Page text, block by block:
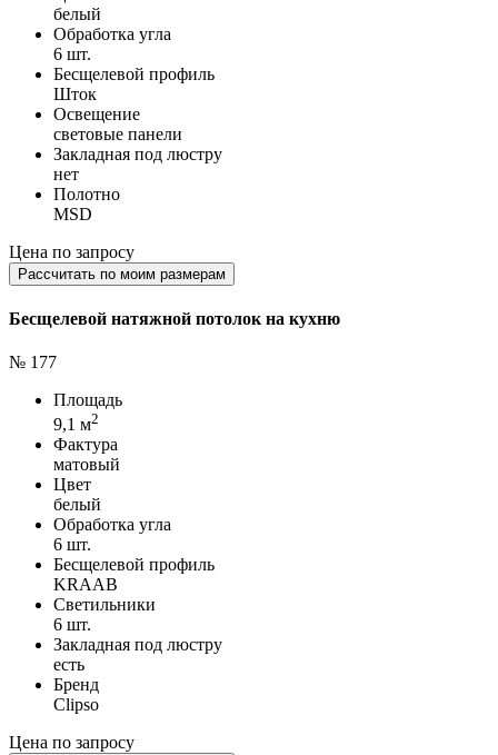
белый
Обработка угла
6 шт.
Бесщелевой профиль
Шток
Освещение
световые панели
Закладная под люстру
нет
Полотно
MSD
Цена по запросу
Рассчитать по моим размерам
Бесщелевой натяжной потолок на кухню
№ 177
Площадь
9,1 м2
Фактура
матовый
Цвет
белый
Обработка угла
6 шт.
Бесщелевой профиль
KRAAB
Светильники
6 шт.
Закладная под люстру
есть
Бренд
Clipso
Цена по запросу